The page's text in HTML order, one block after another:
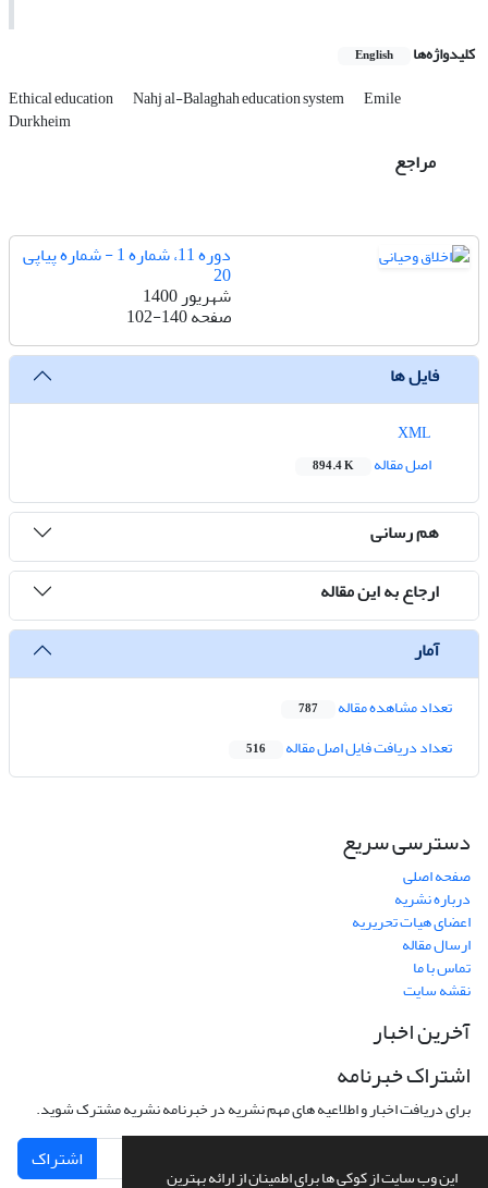
این وب سایت از کوکی ها برای اطمینان از ارائه بهترین
کلیدواژه‌ها English
Ethical education Nahj al-Balaghah education system Emile
Durkheim
مراجع
دوره 11، شماره 1 - شماره پیاپی
20
شهریور 1400
صفحه102-140
فایل ها
اصل مقاله
894.4 K
هم رسانی
ارجاع به این مقاله
آمار
تعداد مشاهده مقاله 787
تعداد دریافت فایل اصل مقاله 516
دسترسی سریع
صفحه اصلی
درباره نشریه
اعضای هیات تحریریه
ارسال مقاله
تماس با ما
نقشه سایت
آخرین اخبار
اشتراک خبرنامه
برای دریافت اخبار و اطلاعیه های مهم نشریه در خبرنامه نشریه مشترک شوید.
اشتراک